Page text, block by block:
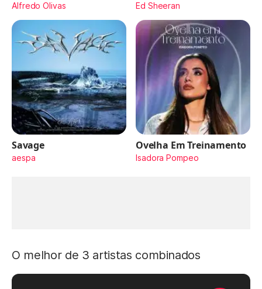
Alfredo Olivas Ed Sheeran
Savage
aespa
Ovelha Em Treinamento
Isadora Pompeo
O melhor de 3 artistas combinados